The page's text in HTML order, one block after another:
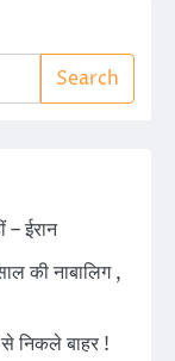
Search
– ईरान
की नाबालिग ,
निकले बाहर !